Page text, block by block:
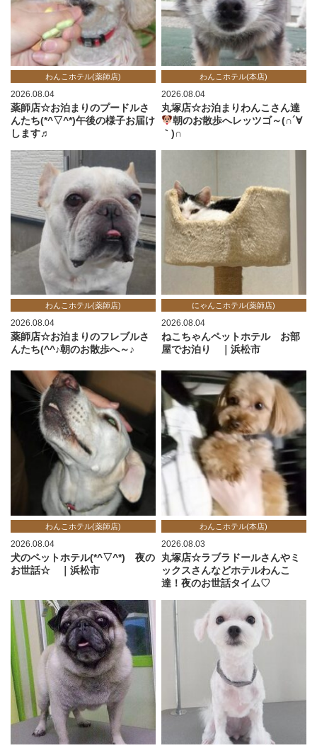
わんこホテル(薬師店)
2026.08.04
薬師店☆お泊まりのプードルさ
んたち(*^▽^*)午後の様子お届け
します♬
わんこホテル(本店)
2026.08.04
丸塚店☆お泊まりわんこさん達
朝のお散歩へレッツゴ～(∩´∀
｀)∩
わんこホテル(薬師店)
2026.08.04
薬師店☆お泊まりのフレブルさ
んたち(^^♪朝のお散歩へ～♪
にゃんこホテル(薬師店)
2026.08.04
ねこちゃんペットホテル お部
屋でお泊り ｜浜松市
わんこホテル(薬師店)
2026.08.04
犬のペットホテル(*^▽^*) 夜の
お世話☆ ｜浜松市
わんこホテル(本店)
2026.08.03
丸塚店☆ラブラドールさんやミ
ックスさんなどホテルわんこ
達！夜のお世話タイム♡